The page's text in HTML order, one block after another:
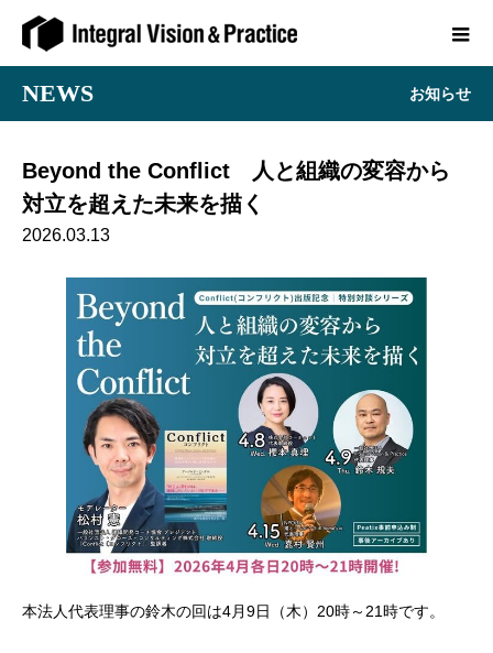
NEWS お知らせ
Beyond the Conflict 人と組織の変容から
対立を超えた未来を描く
2026.03.13
本法人代表理事の鈴木の回は4月9日（木）20時～21時です。